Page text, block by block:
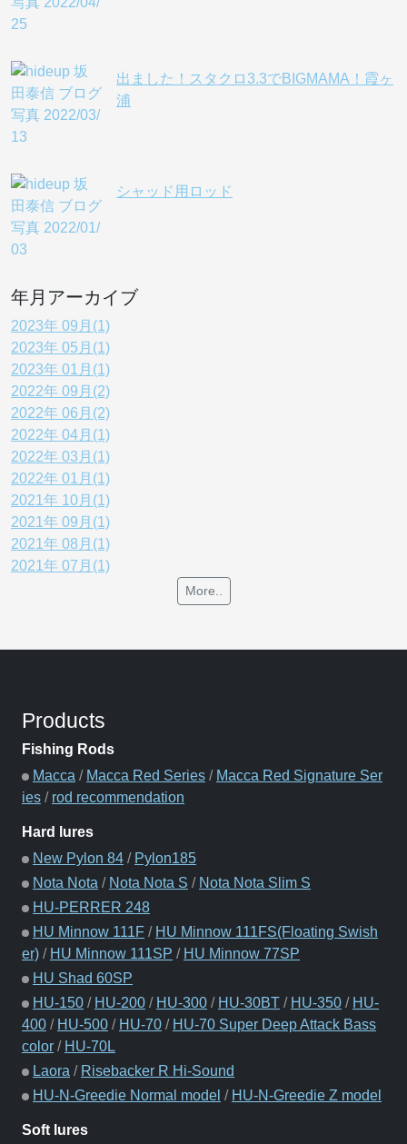
出ました！スタクロ3.3でBIGMAMA！霞ヶ
浦
シャッド用ロッド
年月アーカイブ
2023年 09月(1)
2023年 05月(1)
2023年 01月(1)
2022年 09月(2)
2022年 06月(2)
2022年 04月(1)
2022年 03月(1)
2022年 01月(1)
2021年 10月(1)
2021年 09月(1)
2021年 08月(1)
2021年 07月(1)
More..
Products
Fishing Rods
Macca / Macca Red Series / Macca Red Signature Ser
ies / rod recommendation
Hard lures
New Pylon 84 / Pylon185
Nota Nota / Nota Nota S / Nota Nota Slim S
HU-PERRER 248
HU Minnow 111F / HU Minnow 111FS(Floating Swish
er) / HU Minnow 111SP / HU Minnow 77SP
HU Shad 60SP
HU-150 / HU-200 / HU-300 / HU-30BT / HU-350 / HU-
400 / HU-500 / HU-70 / HU-70 Super Deep Attack Bass
color / HU-70L
Laora / Risebacker R Hi-Sound
HU-N-Greedie Normal model / HU-N-Greedie Z model
Soft lures